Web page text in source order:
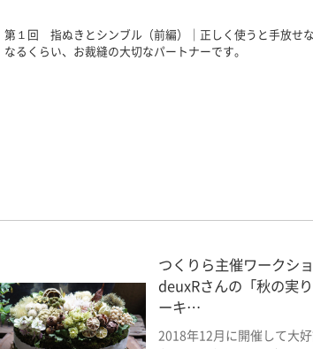
第１回 指ぬきとシンブル（前編）｜正しく使うと手放せな
なるくらい、お裁縫の大切なパートナーです。
つくりら主催ワークシ
deuxRさんの「秋の実
ーキ…
2018年12月に開催して大